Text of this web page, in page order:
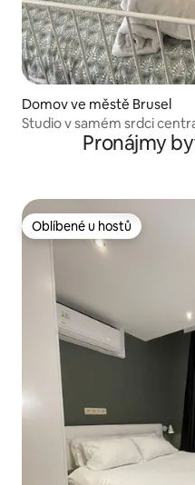
Domov ve městě Brusel
Studio v samém srdci
Pronájmy
Oblíbené u hostů
Oblíbené u hostů